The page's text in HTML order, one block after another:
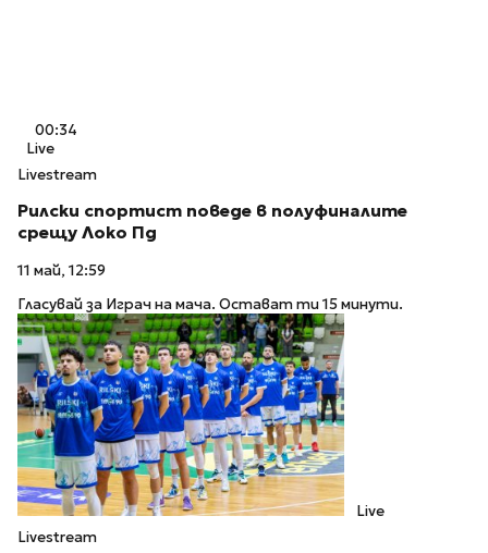
00:34
Live
Livestream
Рилски спортист поведе в полуфиналите
срещу Локо Пд
11 май, 12:59
Гласувай за Играч на мача. Остават ти 15 минути.
Live
Livestream